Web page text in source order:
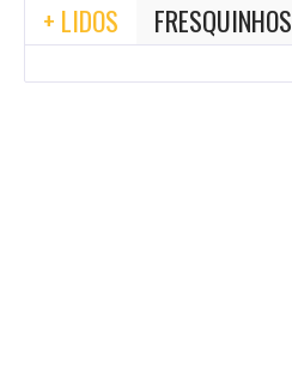
+ LIDOS FRESQUINHOS